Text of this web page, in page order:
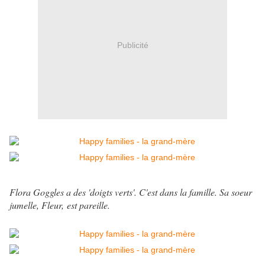
Publicité
Flora Goggles a des 'doigts verts'. C'est dans la famille. Sa soeur
jumelle, Fleur, est pareille.